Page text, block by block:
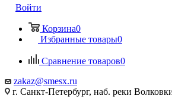
Войти
Корзина0
Избранные товары0
Сравнение товаров0
zakaz@smesx.ru
г. Санкт-Петербург, наб. реки